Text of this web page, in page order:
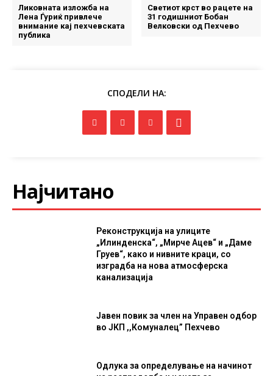
Ликовната изложба на
Лена Ѓуриќ привлече
внимание кај пехчевската
публика
Светиот крст во рацете на
31 годишниот Бобан
Велковски од Пехчево
СПОДЕЛИ НА:
Најчитано
Реконструкција на улиците
„Илинденска“, „Мирче Ацев“ и „Даме
Груев“, како и нивните краци, со
изградба на нова атмосферска
канализација
Јавен повик за член на Управен одбор
во ЈКП ,,Комуналец” Пехчево
Одлука за определување на начинот